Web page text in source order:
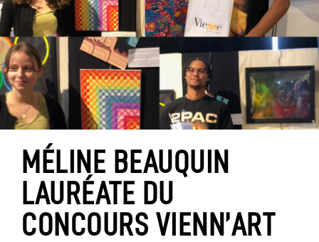
MÉLINE BEAUQUIN
LAURÉATE DU
CONCOURS VIENN’ART